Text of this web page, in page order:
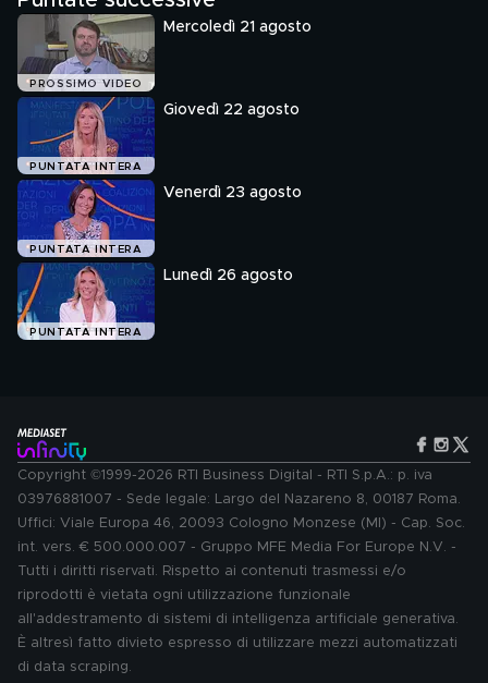
PROSSIMO VIDEO
Mercoledì 21 agosto
PUNTATA INTERA
Giovedì 22 agosto
PUNTATA INTERA
Venerdì 23 agosto
PUNTATA INTERA
Lunedì 26 agosto
Copyright ©1999-2026 RTI Business Digital - RTI S.p.A.: p. iva
03976881007 - Sede legale: Largo del Nazareno 8, 00187 Roma.
Uffici: Viale Europa 46, 20093 Cologno Monzese (MI) - Cap. Soc.
int. vers. € 500.000.007 - Gruppo MFE Media For Europe N.V. -
Tutti i diritti riservati. Rispetto ai contenuti trasmessi e/o
riprodotti è vietata ogni utilizzazione funzionale
all'addestramento di sistemi di intelligenza artificiale generativa.
È altresì fatto divieto espresso di utilizzare mezzi automatizzati
di data scraping.